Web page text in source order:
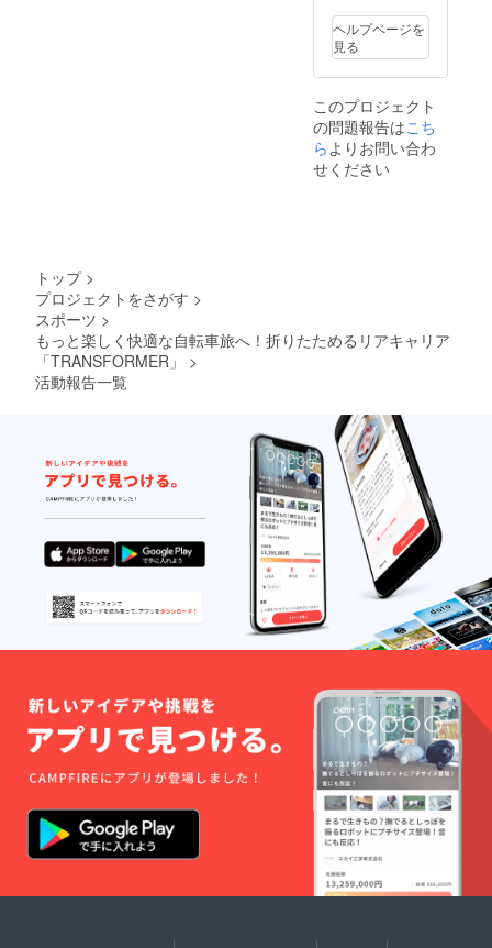
ヘルプページを
見る
このプロジェクト
の問題報告はこち
らよりお問い合わ
せください
トップ >
プロジェクトをさがす >
スポーツ >
もっと楽しく快適な自転車旅へ！折りたためるリアキャリア
「TRANSFORMER」
>
活動報告一覧